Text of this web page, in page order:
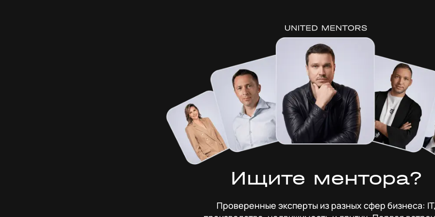
Ищите ментора?
Проверенные эксперты из разных сфер бизнеса: